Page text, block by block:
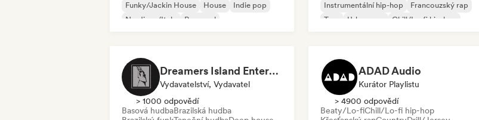
Funky/Jackin House
House
Indie pop
Nu-disco/Italo
Pop-soul
Instrumentální hip-hop
Francouzský rap
Trap
Urban pop Chill/Lo-fi hip-hop
Dreamers Island Entertainment
Vydavatelství, Vydavatel
> 1000 odpovědí
Basová hudbaBrazilská hudba
ADAD Audio
Kurátor Playlistu
> 4900 odpovědí
Beaty/Lo-fiChill/Lo-fi hip-hop